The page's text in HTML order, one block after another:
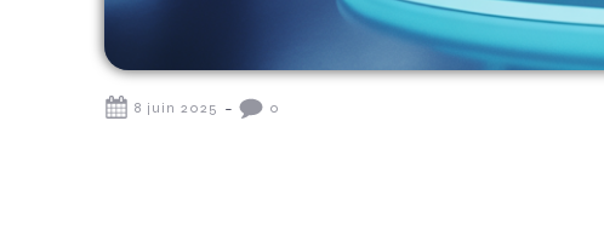
8 juin 2025 - 0